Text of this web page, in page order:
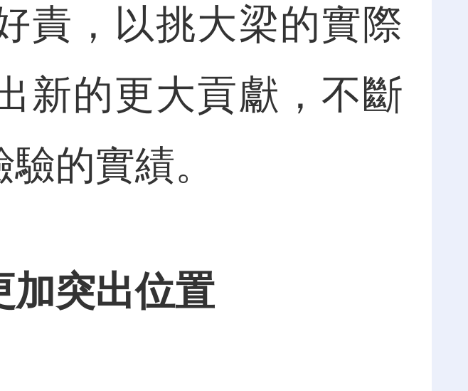
責，以挑大梁的實際
新的更大貢獻，不斷
的實績。
加突出位置